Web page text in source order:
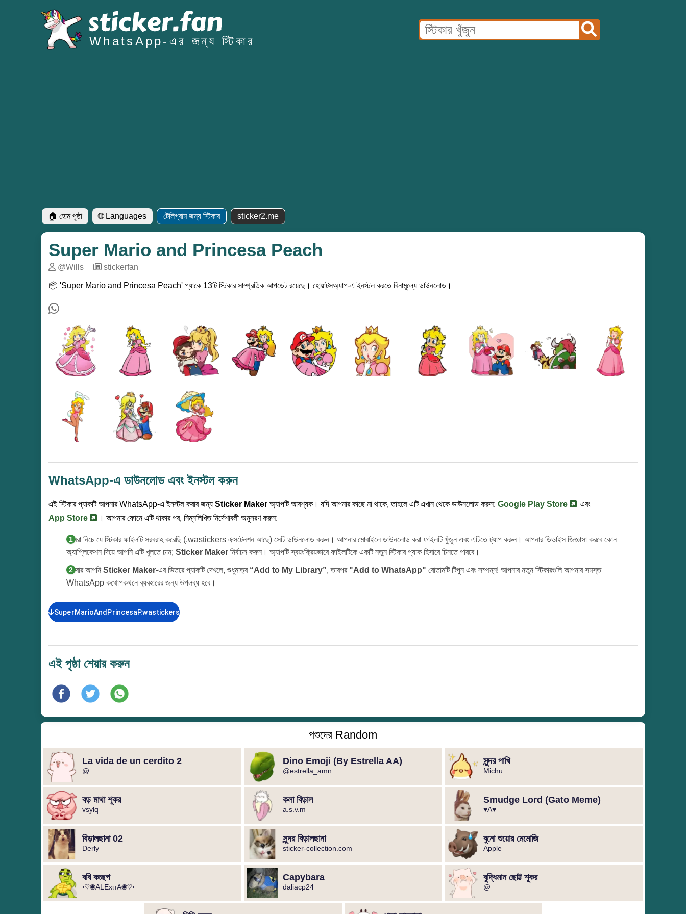
WhatsApp-এর জন্য স্টিকার
🏠 হোম পৃষ্ঠা 🌐 Languages টেলিগ্রাম জন্য স্টিকার sticker2.me
Super Mario and Princesa Peach
@Wills stickerfan
📦 'Super Mario and Princesa Peach' প্যাকে 13টি স্টিকার সাম্প্রতিক আপডেট রয়েছে। হোয়াটসঅ্যাপ-এ ইনস্টল করতে বিনামূল্যে ডাউনলোড।
WhatsApp-এ ডাউনলোড এবং ইনস্টল করুন
এই স্টিকার প্যাকটি আপনার WhatsApp-এ ইনস্টল করার জন্য Sticker Maker অ্যাপটি আবশ্যক। যদি আপনার কাছে না থাকে, তাহলে এটি এখান থেকে ডাউনলোড করুন: Google Play Store
এবং
App Store
। আপনার ফোনে এটি থাকার পর, নিম্নলিখিত নির্দেশাবলী অনুসরণ করুন:
আমরা নিচে যে স্টিকার ফাইলটি সরবরাহ করেছি (.wastickers এক্সটেনশন আছে) সেটি ডাউনলোড করুন। আপনার মোবাইলে ডাউনলোড করা ফাইলটি খুঁজুন এবং এটিতে ট্যাপ করুন। আপনার ডিভাইস জিজ্ঞাসা করবে কোন
অ্যাপ্লিকেশন দিয়ে আপনি এটি খুলতে চান; Sticker Maker নির্বাচন করুন। অ্যাপটি স্বয়ংক্রিয়ভাবে ফাইলটিকে একটি নতুন স্টিকার প্যাক হিসাবে চিনতে পারবে।
একবার আপনি Sticker Maker-এর ভিতরে প্যাকটি দেখলে, শুধুমাত্র “Add to My Library”, তারপর "Add to WhatsApp" বোতামটি টিপুন এবং সম্পন্ন! আপনার নতুন স্টিকারগুলি আপনার সমস্ত
WhatsApp কথোপকথনে ব্যবহারের জন্য উপলব্ধ হবে।
SuperMarioAndPrincesaP.wastickers
এই পৃষ্ঠা শেয়ার করুন
পশুদের Random
La vida de un cerdito 2
@
Dino Emoji (By Estrella AA)
@estrella_amn
সুন্দর পাখি
Michu
বড় মাথা শূকর
vsylq
কলা বিড়াল
a.s.v.m
Smudge Lord (Gato Meme)
♥️A♥️
বিড়ালছানা 02
Derly
সুন্দর বিড়ালছানা
sticker-collection.com
বুনো শুয়োর মেমোজি
Apple
ববি কচ্ছপ
◦♡◉ALExιтA◉♡◦
Capybara
daliacp24
বুদ্ধিমান ছোট্ট শূকর
@